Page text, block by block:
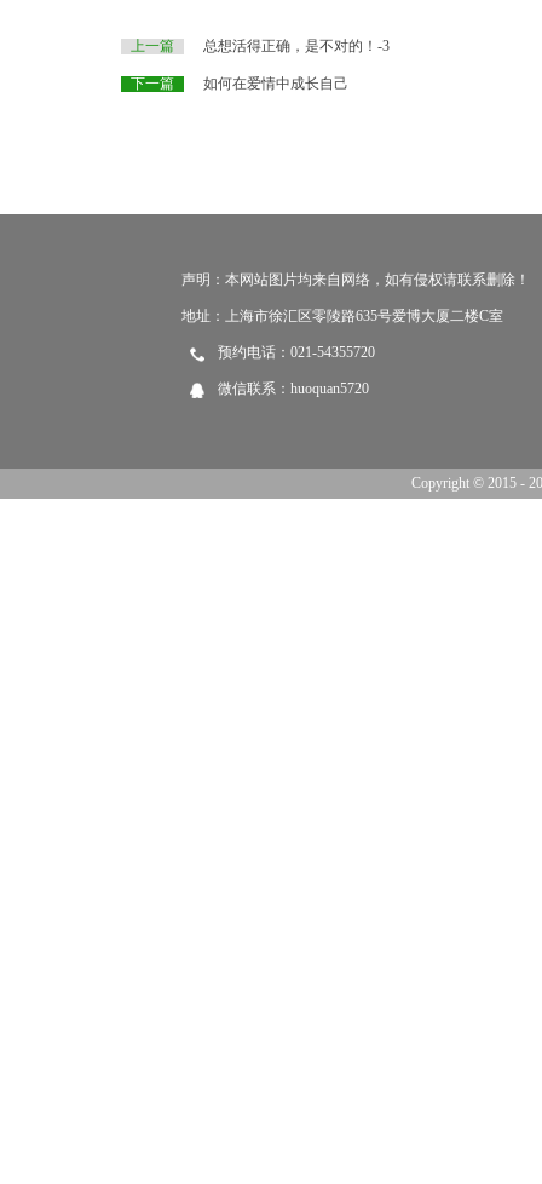
上一篇 总想活得正确，是不对的！-3
下一篇 如何在爱情中成长自己
声明：本网站图片均来自网络，如有侵权请联系删除！
地址：上海市徐汇区零陵路635号爱博大厦二楼C室
预约电话：021-54355720
微信联系：huoquan5720
Copyright © 2015 -